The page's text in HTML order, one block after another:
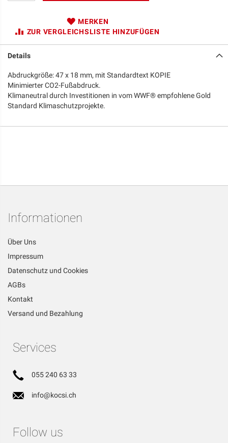
MERKEN
ZUR VERGLEICHSLISTE HINZUFÜGEN
Details
Abdruckgröße: 47 x 18 mm, mit Standardtext KOPIE
Minimierter CO2-Fußabdruck.
Klimaneutral durch Investitionen in vom WWF® empfohlene Gold
Standard Klimaschutzprojekte.
Informationen
Über Uns
Impressum
Datenschutz und Cookies
AGBs
Kontakt
Versand und Bezahlung
Services
055 240 63 33
info@kocsi.ch
Follow us